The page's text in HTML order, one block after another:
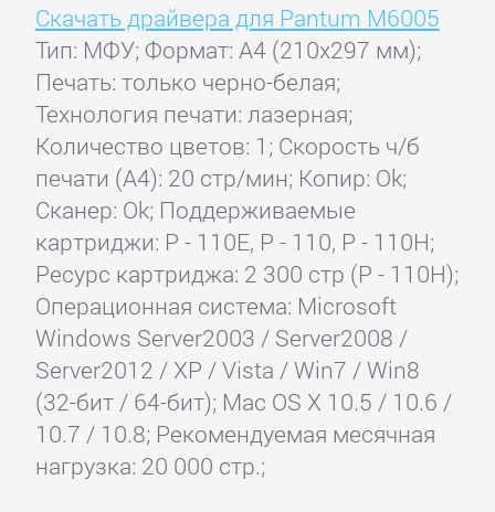
Скачать драйвера для Pantum M6005
Тип: МФУ; Формат: A4 (210x297 мм);
Печать: только черно-белая;
Технология печати: лазерная;
Количество цветов: 1; Скорость ч/б
печати (А4): 20 стр/мин; Копир: Ok;
Сканер: Ok; Поддерживаемые
картриджи: P - 110E, P - 110, P - 110H;
Ресурс картриджа: 2 300 стр (P - 110H);
Операционная система: Microsoft
Windows Server2003 / Server2008 /
Server2012 / XP / Vista / Win7 / Win8
(32-бит / 64-бит); Mac OS X 10.5 / 10.6 /
10.7 / 10.8; Рекомендуемая месячная
нагрузка: 20 000 стр.;